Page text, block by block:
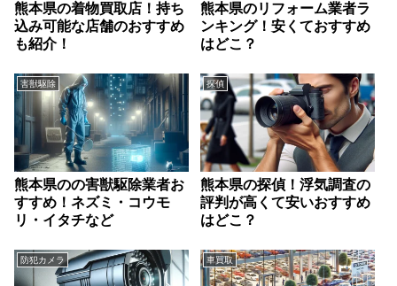
熊本県の着物買取店！持ち
込み可能な店舗のおすすめ
も紹介！
熊本県のリフォーム業者ラ
ンキング！安くておすすめ
はどこ？
害獣駆除
熊本県のの害獣駆除業者お
すすめ！ネズミ・コウモ
リ・イタチなど
探偵
熊本県の探偵！浮気調査の
評判が高くて安いおすすめ
はどこ？
防犯カメラ 車買取